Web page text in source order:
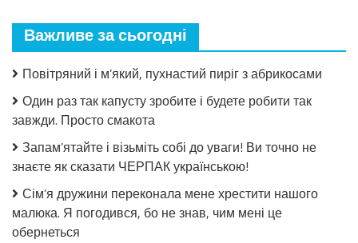
Салат
огірків
томатній
стерилізації!
Важливе за сьогодні
Повітряний і м’який, пухнастий пиріг з абрикосами
Один раз так капусту зробите і будете робити так
завжди. Просто смакота
Запам’ятайте і візьміть собі до уваги! Ви точно не
знаєте як сказати ЧЕРПАК українською!
Сім’я дружини переконала мене хрестити нашого
малюка. Я погодився, бо не знав, чим мені це
обернеться